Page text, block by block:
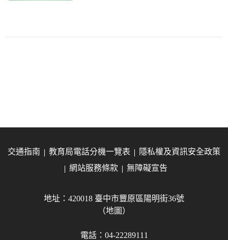
交通指南 教育局電話分機一覽表
隱私權及資訊安全政策
網站服務條款
無障礙宣告
地址：420018 臺中市豐原區陽明街36號
（地圖）
電話：04-22289111